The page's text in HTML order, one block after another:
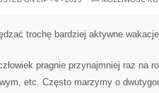
trochę bardziej aktywne
pragnie przynajmniej raz na
etc. Często marzymy o